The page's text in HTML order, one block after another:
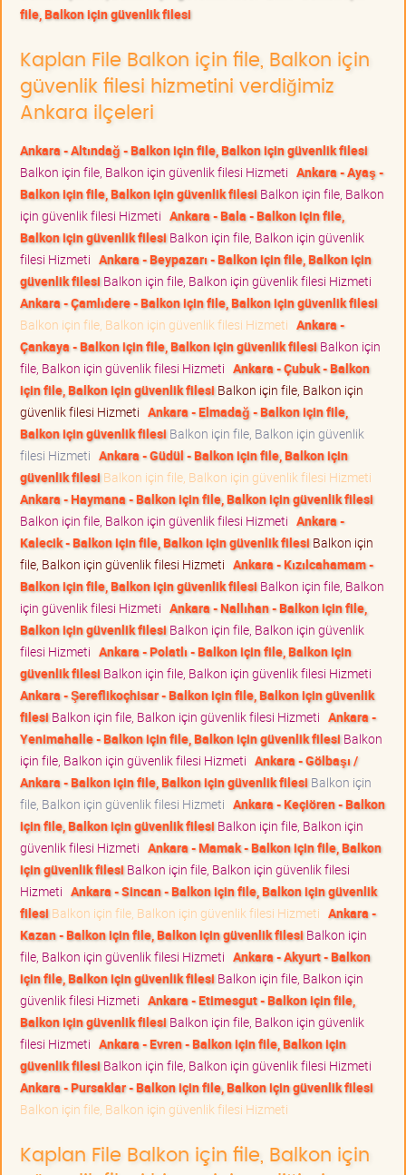
file, Balkon için güvenlik filesi
Kaplan File Balkon için file, Balkon için
güvenlik filesi hizmetini verdiğimiz
Ankara ilçeleri
Ankara - Altındağ - Balkon için file, Balkon için güvenlik filesi
Balkon için file, Balkon için güvenlik filesi Hizmeti Ankara - Ayaş -
Balkon için file, Balkon için güvenlik filesi Balkon için file, Balkon
için güvenlik filesi Hizmeti Ankara - Bala - Balkon için file,
Balkon için güvenlik filesi Balkon için file, Balkon için güvenlik
filesi Hizmeti Ankara - Beypazarı - Balkon için file, Balkon için
güvenlik filesi Balkon için file, Balkon için güvenlik filesi Hizmeti
Ankara - Çamlıdere - Balkon için file, Balkon için güvenlik filesi
Balkon için file, Balkon için güvenlik filesi Hizmeti Ankara -
Çankaya - Balkon için file, Balkon için güvenlik filesi Balkon için
file, Balkon için güvenlik filesi Hizmeti Ankara - Çubuk - Balkon
için file, Balkon için güvenlik filesi Balkon için file, Balkon için
güvenlik filesi Hizmeti Ankara - Elmadağ - Balkon için file,
Balkon için güvenlik filesi Balkon için file, Balkon için güvenlik
filesi Hizmeti Ankara - Güdül - Balkon için file, Balkon için
güvenlik filesi Balkon için file, Balkon için güvenlik filesi Hizmeti
Ankara - Haymana - Balkon için file, Balkon için güvenlik filesi
Balkon için file, Balkon için güvenlik filesi Hizmeti Ankara -
Kalecik - Balkon için file, Balkon için güvenlik filesi Balkon için
file, Balkon için güvenlik filesi Hizmeti Ankara - Kızılcahamam -
Balkon için file, Balkon için güvenlik filesi Balkon için file, Balkon
için güvenlik filesi Hizmeti Ankara - Nallıhan - Balkon için file,
Balkon için güvenlik filesi Balkon için file, Balkon için güvenlik
filesi Hizmeti Ankara - Polatlı - Balkon için file, Balkon için
güvenlik filesi Balkon için file, Balkon için güvenlik filesi Hizmeti
Ankara - Şereflikoçhisar - Balkon için file, Balkon için güvenlik
filesi Balkon için file, Balkon için güvenlik filesi Hizmeti Ankara -
Yenimahalle - Balkon için file, Balkon için güvenlik filesi Balkon
için file, Balkon için güvenlik filesi Hizmeti Ankara - Gölbaşı /
Ankara - Balkon için file, Balkon için güvenlik filesi Balkon için
file, Balkon için güvenlik filesi Hizmeti Ankara - Keçiören - Balkon
için file, Balkon için güvenlik filesi Balkon için file, Balkon için
güvenlik filesi Hizmeti Ankara - Mamak - Balkon için file, Balkon
için güvenlik filesi Balkon için file, Balkon için güvenlik filesi
Hizmeti Ankara - Sincan - Balkon için file, Balkon için güvenlik
filesi Balkon için file, Balkon için güvenlik filesi Hizmeti Ankara -
Kazan - Balkon için file, Balkon için güvenlik filesi Balkon için
file, Balkon için güvenlik filesi Hizmeti Ankara - Akyurt - Balkon
için file, Balkon için güvenlik filesi Balkon için file, Balkon için
güvenlik filesi Hizmeti Ankara - Etimesgut - Balkon için file,
Balkon için güvenlik filesi Balkon için file, Balkon için güvenlik
filesi Hizmeti Ankara - Evren - Balkon için file, Balkon için
güvenlik filesi Balkon için file, Balkon için güvenlik filesi Hizmeti
Ankara - Pursaklar - Balkon için file, Balkon için güvenlik filesi
Balkon için file, Balkon için güvenlik filesi Hizmeti
Kaplan File Balkon için file, Balkon için